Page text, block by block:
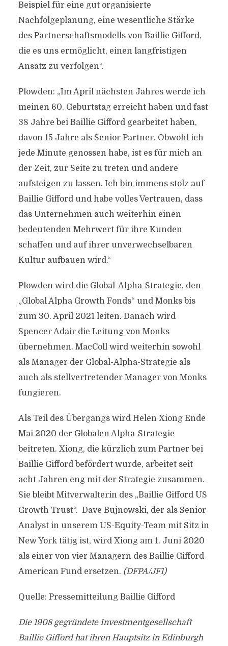
Beispiel für eine gut organisierte
Nachfolgeplanung, eine wesentliche Stärke
des Partnerschaftsmodells von Baillie Gifford,
die es uns ermöglicht, einen langfristigen
Ansatz zu verfolgen“.
Plowden: „Im April nächsten Jahres werde ich
meinen 60. Geburtstag erreicht haben und fast
38 Jahre bei Baillie Gifford gearbeitet haben,
davon 15 Jahre als Senior Partner. Obwohl ich
jede Minute genossen habe, ist es für mich an
der Zeit, zur Seite zu treten und andere
aufsteigen zu lassen. Ich bin immens stolz auf
Baillie Gifford und habe volles Vertrauen, dass
das Unternehmen auch weiterhin einen
bedeutenden Mehrwert für ihre Kunden
schaffen und auf ihrer unverwechselbaren
Kultur aufbauen wird.“
Plowden wird die Global-Alpha-Strategie, den
„Global Alpha Growth Fonds“ und Monks bis
zum 30. April 2021 leiten. Danach wird
Spencer Adair die Leitung von Monks
übernehmen. MacColl wird weiterhin sowohl
als Manager der Global-Alpha-Strategie als
auch als stellvertretender Manager von Monks
fungieren.
Als Teil des Übergangs wird Helen Xiong Ende
Mai 2020 der Globalen Alpha-Strategie
beitreten. Xiong, die kürzlich zum Partner bei
Baillie Gifford befördert wurde, arbeitet seit
acht Jahren eng mit der Strategie zusammen.
Sie bleibt Mitverwalterin des „Baillie Gifford US
Growth Trust“. Dave Bujnowski, der als Senior
Analyst in unserem US-Equity-Team mit Sitz in
New York tätig ist, wird Xiong am 1. Juni 2020
als einer von vier Managern des Baillie Gifford
American Fund ersetzen. (DFPA/JF1)
Quelle: Pressemitteilung Baillie Gifford
Die 1908 gegründete Investmentgesellschaft
Baillie Gifford hat ihren Hauptsitz in Edinburgh